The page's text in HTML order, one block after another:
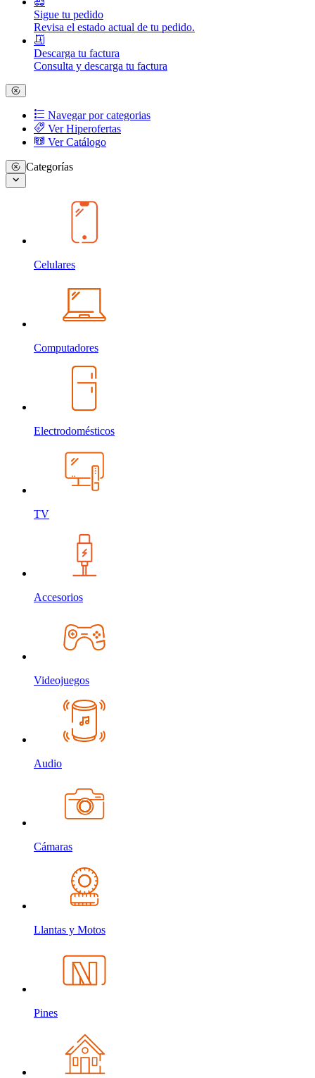
Sigue tu pedido
Revisa el estado actual de tu pedido.
Descarga tu factura
Consulta y descarga tu factura
Navegar por categorias
Ver Hiperofertas
Ver Catálogo
Categorías
Celulares
Computadores
Electrodomésticos
TV
Accesorios
Videojuegos
Audio
Cámaras
Llantas y Motos
Pines